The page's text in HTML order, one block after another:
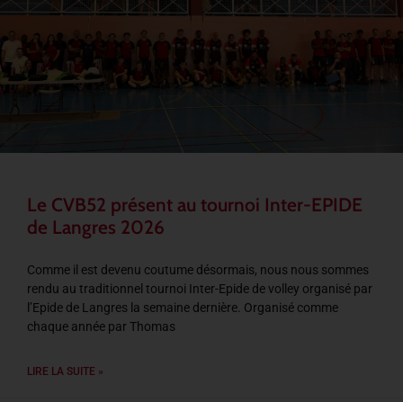
Le CVB52 présent au tournoi Inter-EPIDE
de Langres 2026
Comme il est devenu coutume désormais, nous nous sommes
rendu au traditionnel tournoi Inter-Epide de volley organisé par
l’Epide de Langres la semaine dernière. Organisé comme
chaque année par Thomas
LIRE LA SUITE »